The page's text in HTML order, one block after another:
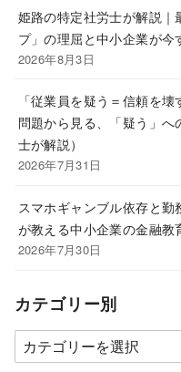
姫路の特定社労士が解説
プ」の理屈と中小企業が今
2026年8月3日
「従業員を疑う＝信頼を
問題から見る、「疑う」
士が解説）
2026年7月31日
スマホギャンブル依存と
が教える中小企業の金融教
2026年7月30日
カテゴリー別
カ
テ